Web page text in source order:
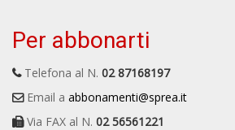
Per abbonarti
Telefona al N. 02 87168197
Email a abbonamenti@sprea.it
Via FAX al N. 02 56561221